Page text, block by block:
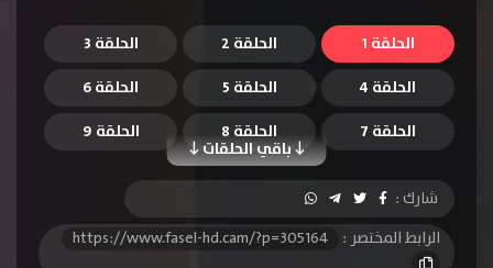
الحلقة 1 الحلقة 2
الحلقة 3
الحلقة 4
الحلقة 5 الحلقة 6
باقي الحلقات
الحلقة 7 الحلقة 8
الحلقة 9
الحلقة 11
شارك :
الرابط المختصر :
https://www.fasel-hd.cam/?p=305164